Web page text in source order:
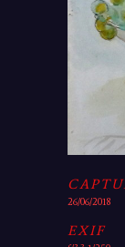
26/06/2018
EXIF